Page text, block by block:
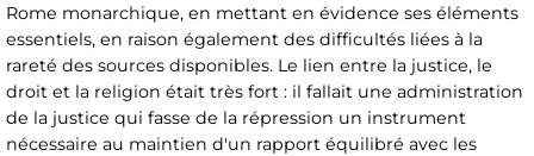
Rome monarchique, en mettant en évidence ses éléments
essentiels, en raison également des difficultés liées à la
rareté des sources disponibles. Le lien entre la justice, le
droit et la religion était très fort : il fallait une administration
de la justice qui fasse de la répression un instrument
nécessaire au maintien d'un rapport équilibré avec les